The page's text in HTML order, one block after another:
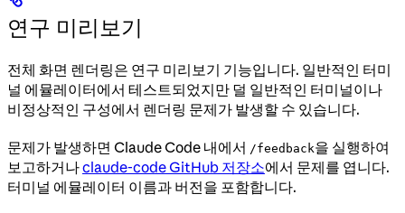
연구 미리보기
전체 화면 렌더링은 연구 미리보기 기능입니다. 일반적인 터미
널 에뮬레이터에서 테스트되었지만 덜 일반적인 터미널이나
비정상적인 구성에서 렌더링 문제가 발생할 수 있습니다.
문제가 발생하면 Claude Code 내에서 /feedback을 실행하여
보고하거나claude-code GitHub 저장소에서 문제를 엽니다.
터미널 에뮬레이터 이름과 버전을 포함합니다.